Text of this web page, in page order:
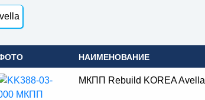
НАИМЕНОВАНИЕ
МКПП Rebuild KOREA Avella